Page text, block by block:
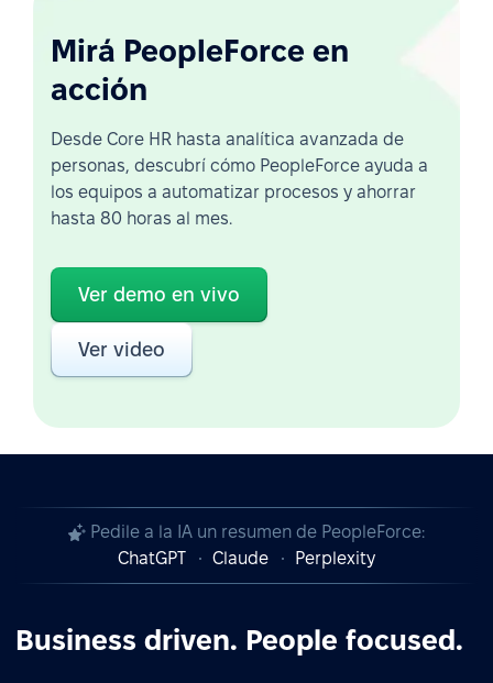
Mirá PeopleForce en
acción
Desde Core HR hasta analítica avanzada de
personas, descubrí cómo PeopleForce ayuda a
los equipos a automatizar procesos y ahorrar
hasta 80 horas al mes.
Ver demo en vivo
Ver video
Pedile a la IA un resumen de PeopleForce:
ChatGPT
Claude Perplexity
Business driven. People focused.